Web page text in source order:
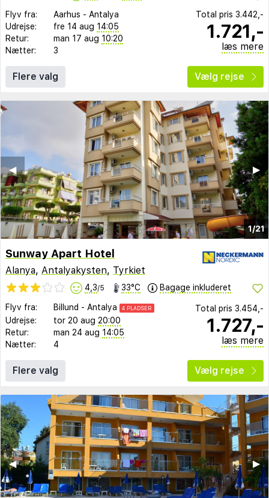
Flyv fra: Aarhus - Antalya
Udrejse:
fre 14 aug 14:05
Retur:
man 17 aug 10:20
Nætter:
3
Total pris 3.442,-
1.721,-
læs mere
Flere valg Vælg rejse
1/21
▶︎
◀︎
Sunway Apart Hotel
Alanya, Antalyakysten, Tyrkiet
4,3/5 33°C Bagage inkluderet
Flyv fra: Billund - Antalya 4 PLADSER
Udrejse: tor 20 aug 20:00
Retur:
man 24 aug 14:05
Nætter:
4
Total pris 3.454,-
1.727,-
læs mere
Flere valg Vælg rejse
▶︎
◀︎